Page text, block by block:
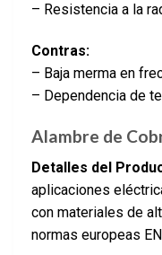
– Resistencia a la
Contras:
– Baja merma en
– Dependencia de
Alambre de
Detalles del
aplicaciones
con materiales de
normas europeas